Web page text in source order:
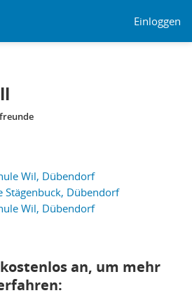
Einloggen
Wil, Dübendorf
Stägenbuck, Dübendorf
Wil, Dübendorf
an, um mehr